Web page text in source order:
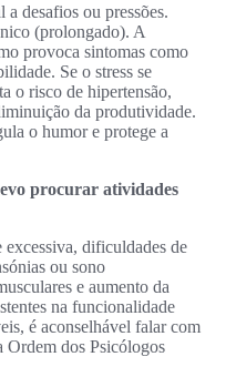
a desafios ou pressões.
(prolongado). A
provoca sintomas como
Se o stress se
o risco de hipertensão,
da produtividade.
o humor e protege a
procurar atividades
dificuldades de
ou sono
e aumento da
na funcionalidade
é aconselhável falar com
dos Psicólogos